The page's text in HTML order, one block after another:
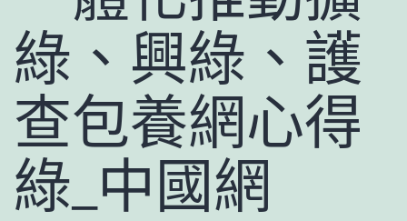
綠、興綠、護
查包養網心得
綠_中國網